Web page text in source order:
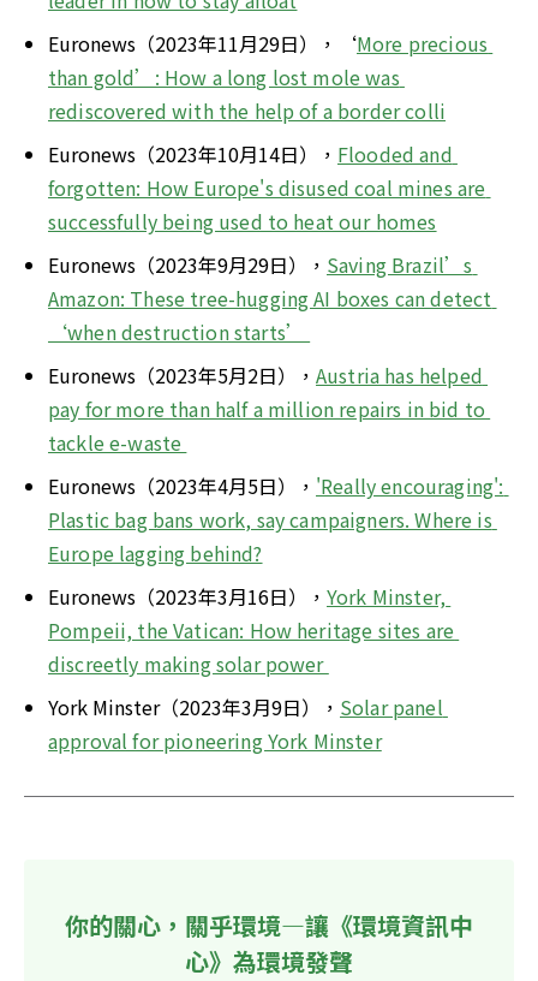
Euronews（2023年11月29日），‘More precious
than gold’: How a long lost mole was
rediscovered with the help of a border colli
Euronews（2023年10月14日）， Flooded and
forgotten: How Europe's disused coal mines are
successfully being used to heat our homes
Euronews（2023年9月29日）， Saving Brazil’s
Amazon: These tree-hugging AI boxes can detect
‘when destruction starts’
Euronews（2023年5月2日）， Austria has helped
pay for more than half a million repairs in bid to
tackle e-waste
Euronews（2023年4月5日）， 'Really encouraging':
Plastic bag bans work, say campaigners. Where is
Europe lagging behind?
Euronews（2023年3月16日）， York Minster,
Pompeii, the Vatican: How heritage sites are
discreetly making solar power
York Minster（2023年3月9日）， Solar panel
approval for pioneering York Minster
你的關心，關乎環境—讓《環境資訊中
心》為環境發聲